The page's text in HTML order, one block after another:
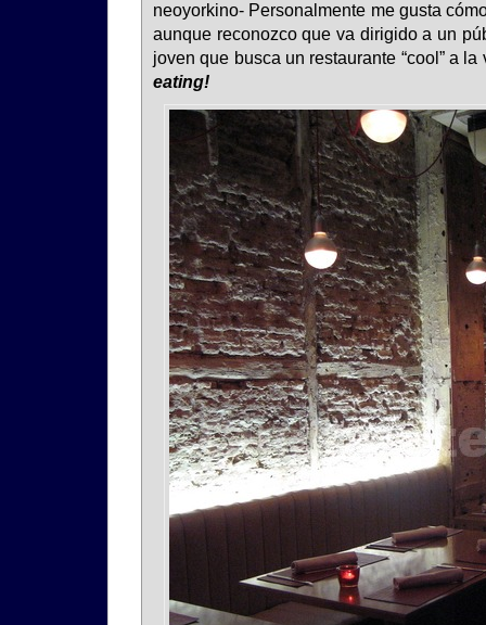
neoyorkino- Personalmente me gusta
aunque reconozco que va dirigido a un
joven que busca un restaurante “cool” a
eating!